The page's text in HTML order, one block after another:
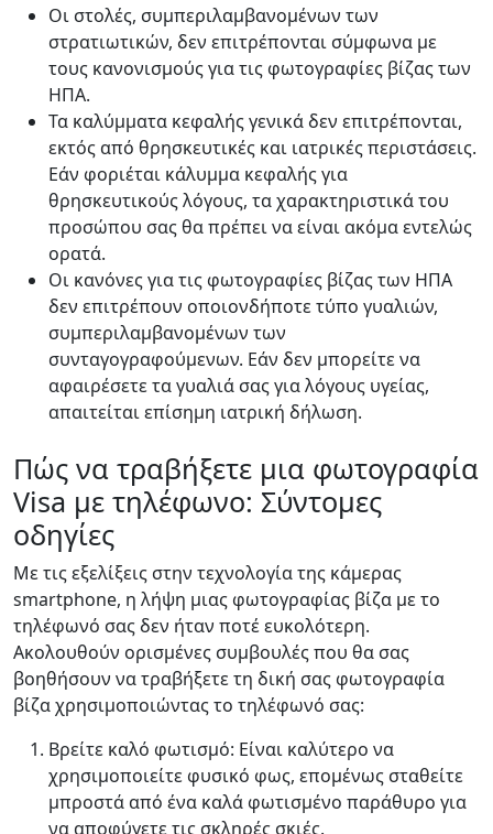
Οι στολές, συμπεριλαμβανομένων των
στρατιωτικών, δεν επιτρέπονται σύμφωνα με
τους κανονισμούς για τις φωτογραφίες βίζας των
ΗΠΑ.
Τα καλύμματα κεφαλής γενικά δεν επιτρέπονται,
εκτός από θρησκευτικές και ιατρικές περιστάσεις.
Εάν φοριέται κάλυμμα κεφαλής για
θρησκευτικούς λόγους, τα χαρακτηριστικά του
προσώπου σας θα πρέπει να είναι ακόμα εντελώς
ορατά.
Οι κανόνες για τις φωτογραφίες βίζας των ΗΠΑ
δεν επιτρέπουν οποιονδήποτε τύπο γυαλιών,
συμπεριλαμβανομένων των
συνταγογραφούμενων. Εάν δεν μπορείτε να
αφαιρέσετε τα γυαλιά σας για λόγους υγείας,
απαιτείται επίσημη ιατρική δήλωση.
Πώς να τραβήξετε μια φωτογραφία
Visa με τηλέφωνο: Σύντομες
οδηγίες
Με τις εξελίξεις στην τεχνολογία της κάμερας
smartphone, η λήψη μιας φωτογραφίας βίζα με το
τηλέφωνό σας δεν ήταν ποτέ ευκολότερη.
Ακολουθούν ορισμένες συμβουλές που θα σας
βοηθήσουν να τραβήξετε τη δική σας φωτογραφία
βίζα χρησιμοποιώντας το τηλέφωνό σας:
Βρείτε καλό φωτισμό: Είναι καλύτερο να
χρησιμοποιείτε φυσικό φως, επομένως σταθείτε
μπροστά από ένα καλά φωτισμένο παράθυρο για
να αποφύγετε τις σκληρές σκιές.